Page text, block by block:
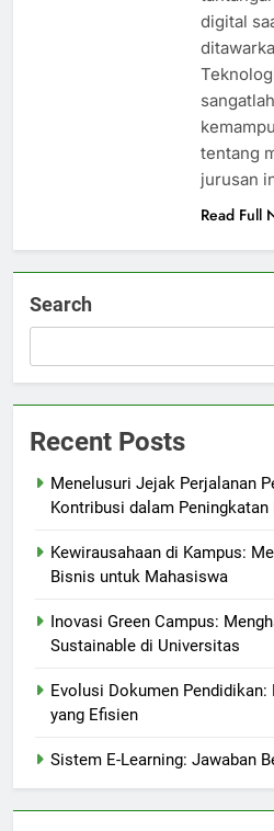
digital
tentang
jurusan
Read Full
Search
Recent Posts
Menelusuri Jejak Perjalanan
Kontribusi dalam
Kewirausahaan di Kampus:
Bisnis untuk Mahasiswa
Inovasi Green Campus:
Sustainable di Universitas
Evolusi Dokumen Pendidikan:
yang Efisien
Sistem E-Learning: Jawaban